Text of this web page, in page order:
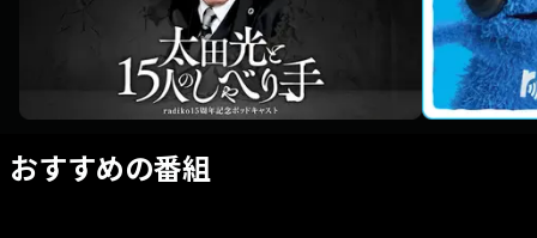
おすすめの番組